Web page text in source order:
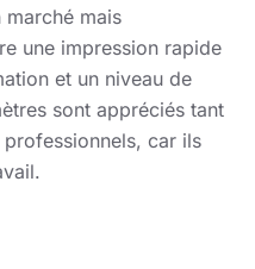
mais
une impression rapide
et un niveau de
sont appréciés tant
car ils